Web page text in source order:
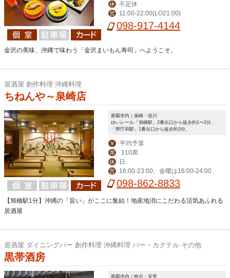
休 不定休
営 11:00-22:00(LO21:00)
098-917-4144
金沢の美味、沖縄で味わう「金沢まいもん寿司」へようこそ。
居酒屋 創作料理 沖縄料理
ちねんや～泉崎店
那覇市内｜泉崎・壺川
ゆいレール「旭橋駅」2番出口から徒歩約1〜2分、
「県庁前駅」1番出口から徒歩約3分。
￥ 平均予算
席 110席
休 日
営 16:00-23:00、金曜は16:00-24:00
098-862-8833
【旭橋駅1分】沖縄の「旨い」がここに集結！地産地消にこだわる活気あふれる
居酒屋
居酒屋 ダイニングバー 創作料理 沖縄料理 バー・カクテル その他
黒帯酒房
那覇市内｜牧志・安里